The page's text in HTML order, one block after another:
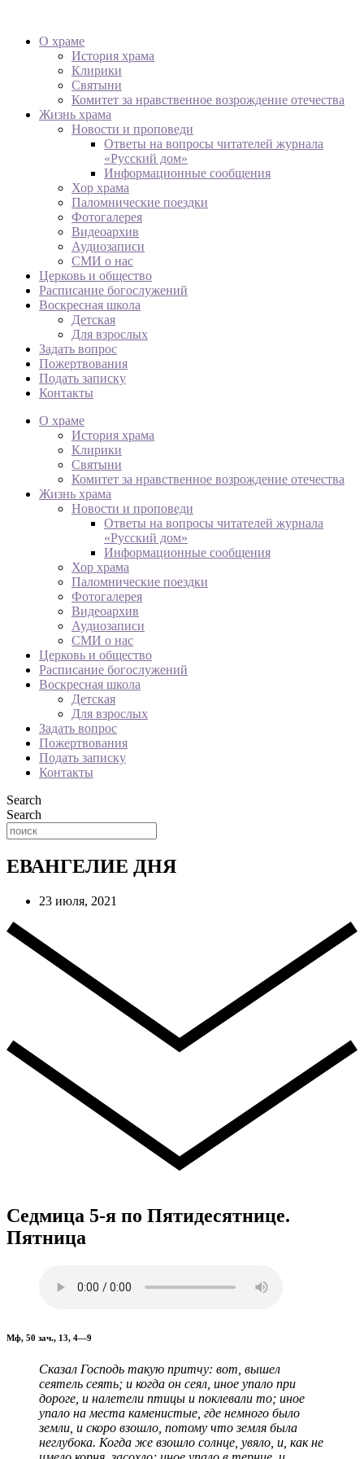
О храме
История храма
Клирики
Святыни
Комитет за нравственное возрождение отечества
Жизнь храма
Новости и проповеди
Ответы на вопросы читателей журнала
«Русский дом»
Информационные сообщения
Хор храма
Паломнические поездки
Фотогалерея
Видеоархив
Аудиозаписи
СМИ о нас
Церковь и общество
Расписание богослужений
Воскресная школа
Детская
Для взрослых
Задать вопрос
Пожертвования
Подать записку
Контакты
О храме
История храма
Клирики
Святыни
Комитет за нравственное возрождение отечества
Жизнь храма
Новости и проповеди
Ответы на вопросы читателей журнала
«Русский дом»
Информационные сообщения
Хор храма
Паломнические поездки
Фотогалерея
Видеоархив
Аудиозаписи
СМИ о нас
Церковь и общество
Расписание богослужений
Воскресная школа
Детская
Для взрослых
Задать вопрос
Пожертвования
Подать записку
Контакты
Search
Search
ЕВАНГЕЛИЕ ДНЯ
23 июля, 2021
Седмица 5-я по Пятидесятнице.
Пятница
Мф, 50 зач., 13, 4—9
Сказал Господь такую притчу: вот, вышел
сеятель сеять; и когда он сеял, иное упало при
дороге, и налетели птицы и поклевали то; иное
упало на места каменистые, где немного было
земли, и скоро взошло, потому что земля была
неглубока. Когда же взошло солнце, увяло, и, как не